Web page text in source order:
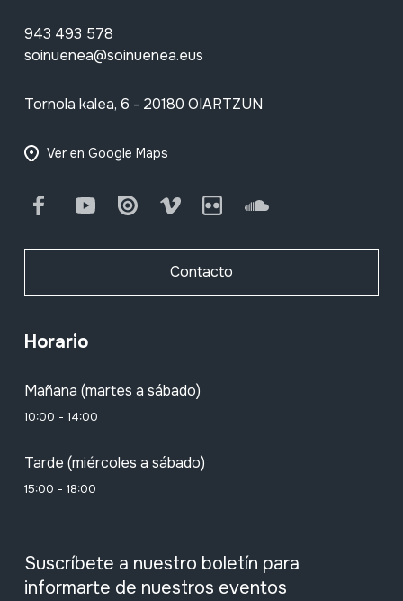
943 493 578
soinuenea@soinuenea.eus
Tornola kalea, 6 - 20180 OIARTZUN
Ver en Google Maps
FacebookYoutube Issuu Vimeo Flickr SoundCloud
Contacto
Horario
Mañana (martes a sábado)
10:00 - 14:00
Tarde (miércoles a sábado)
15:00 - 18:00
Suscríbete a nuestro boletín para
informarte de nuestros eventos